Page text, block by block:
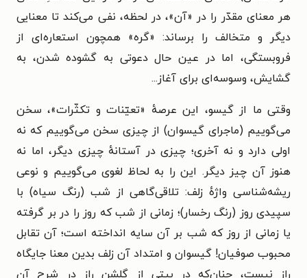
هر معنای مقدّر را در «آن»، در لحظه، نفی می‌کند تا معنایی
دیگر و متخالف را برساند: «گره» همچون استعاره‌ای از
فروبستگی، اما در عین حال دعوتی به گشوده شدن، به
گشایش، وسوسه‌ای برای آغاز...
وقتی ما از گیسو، این عرصهٔ «تعیّنات و تکثّرات»، سخن
می‌گوییم (ماجرای گیسوان) از چیزی سخن می‌گوییم که نه
اولی دارد و نه آخری؛ چیزی در آستانهٔ چیزی دیگر، اما نه
هنوز آن چیز دیگر. این را به لحاظ لغوی می‌گوییم و نوعی
ریشه‌شناسی واژهٔ زلف: تلاقی‌گاهی از شب (رنگ سیاه) با
سپیدی روز (رنگ رخسار)؛ زمانی از شب که روز را در بر گرفته
یا زمانی از روز که شب بر آن سایه انداخته است؛ آن تقابل
محبوب صوفیان! گیسوان و امتداد آن زلف بدین معنا جایگاه
راز نیست، چنان‌که در بیتی از گلشن راز در شرح آن